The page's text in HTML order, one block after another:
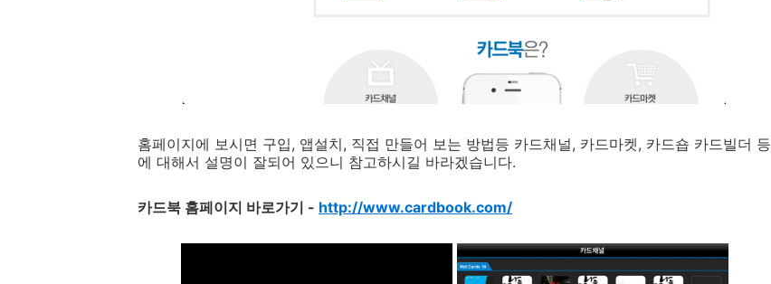
홈페이지에 보시면 구입, 앱설치, 직접 만들어 보는 방법등 카드채널, 카드마켓, 카드숍 카드빌더 등
에 대해서 설명이 잘되어 있으니 참고하시길 바라겠습니다.
카드북 홈페이지 바로가기 - http://www.cardbook.com/